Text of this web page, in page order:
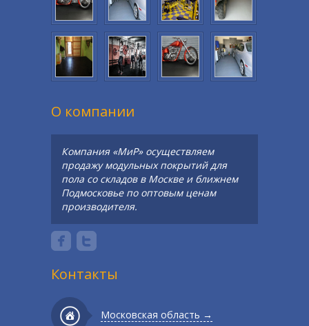
О компании
Компания «МиР» осуществляем
продажу модульных покрытий для
пола со складов в Москве и ближнем
Подмосковье по оптовым ценам
производителя.
Контакты
Московская область →